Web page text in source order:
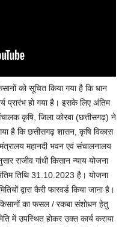
को सूचित किया गया है कि धान
प्रारंभ हो गया है। इसके लिए अंतिम
कृषि, जिला कोरबा (छत्तीसगढ़) ने
है कि छत्तीसगढ़ शासन, कृषि विकास
मंत्रालय महानदी भवन एवं संचालनालय
राजीव गांधी किसान न्याय योजना
तिथि 31.10.2023 है। योजना
द्वारा कैरी फारवर्ड किया जाना है।
का फसल / रकबा संशोधन हेतु
में उपस्थित होकर उक्त कार्य कराया